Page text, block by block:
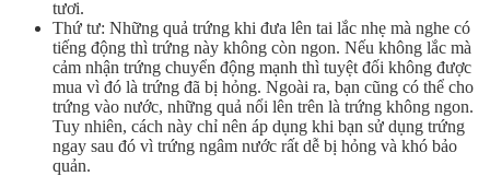
tươi.
Thứ tư: Những quả trứng khi đưa lên tai lắc nhẹ mà nghe có
tiếng động thì trứng này không còn ngon. Nếu không lắc mà
cảm nhận trứng chuyển động mạnh thì tuyệt đối không được
mua vì đó là trứng đã bị hỏng. Ngoài ra, bạn cũng có thể cho
trứng vào nước, những quả nổi lên trên là trứng không ngon.
Tuy nhiên, cách này chỉ nên áp dụng khi bạn sử dụng trứng
ngay sau đó vì trứng ngâm nước rất dễ bị hỏng và khó bảo
quản.